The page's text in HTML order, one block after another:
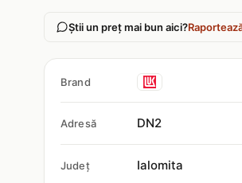
Știi un preț mai bun aici?
Brand
Adresă DN2
Județ Ialomita